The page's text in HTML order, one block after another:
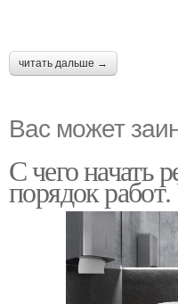
читать дальше →
Вас может
С чего начать
порядок